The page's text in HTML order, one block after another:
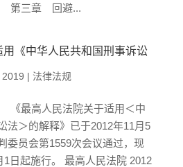
三章 回避...
《中华人民共和国刑事诉讼
2019 | 法律法规
最高人民法院关于适用＜中
法＞的解释》已于2012年11月5
委员会第1559次会议通过，现
1日起施行。 最高人民法院 2012